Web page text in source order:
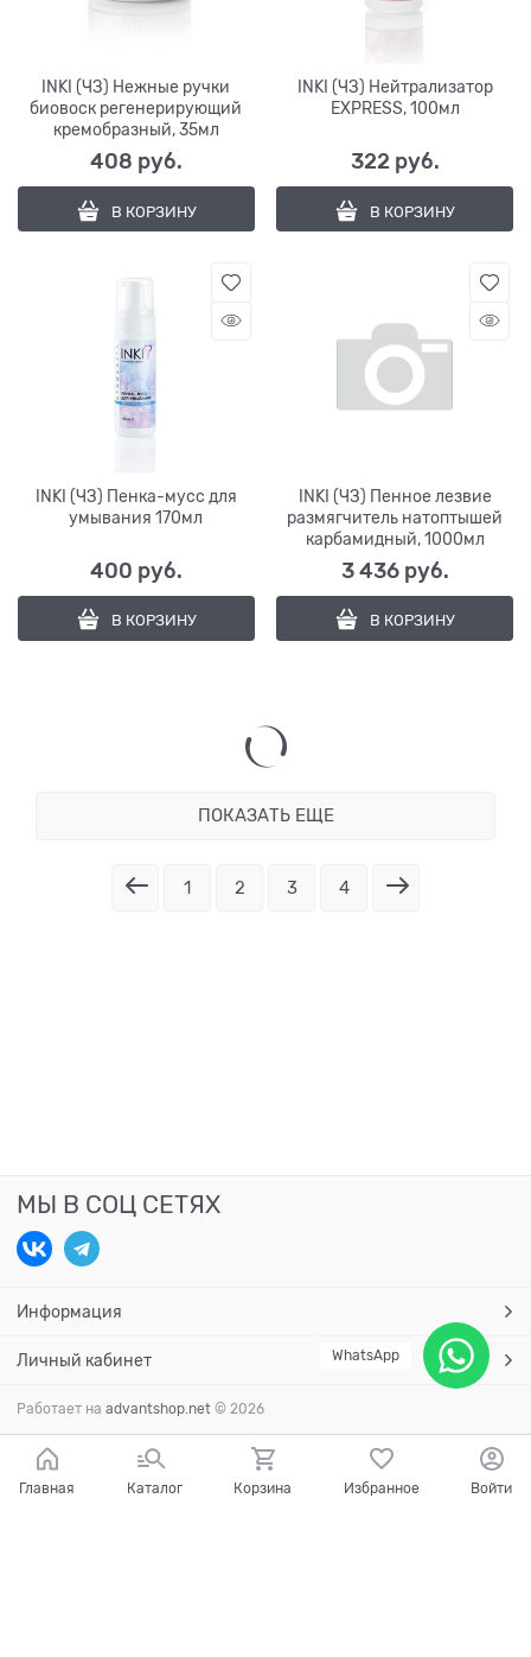
INKI (ЧЗ) Нежные ручки
биовоск регенерирующий
кремобразный, 35мл
408 руб.
В КОРЗИНУ
INKI (ЧЗ) Нейтрализатор
EXPRESS, 100мл
322 руб.
В КОРЗИНУ
INKI (ЧЗ) Пенка-мусс для
умывания 170мл
400 руб.
В КОРЗИНУ
INKI (ЧЗ) Пенное лезвие
размягчитель натоптышей
карбамидный, 1000мл
3 436 руб.
В КОРЗИНУ
ПОКАЗАТЬ ЕЩЕ
1 2 3 4
МЫ В СОЦ СЕТЯХ
Информация
Личный кабинет
Работает на advantshop.net © 2026
Главная Каталог Корзина Избранное Войти
WhatsApp